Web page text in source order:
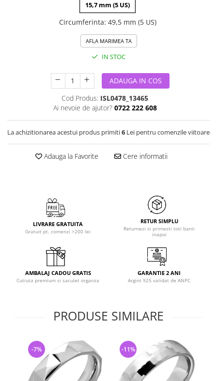
15,7 mm (5 US)
Circumferinta: 49,5 mm (5 US)
AFLA MARIMEA TA
IN STOC
ADAUGA IN COS
Cod Produs: ISL0478_13465
Ai nevoie de ajutor? 0722 222 608
La achizitionarea acestui produs primiti6 Lei pentru comenzile viitoare
Adauga la Favorite Cere informatii
LIVRARE GRATUITA
Gratuit pt. comenzi >200 lei
RETUR SIMPLU
Returnezi si primesti toti banii
inapoi
AMBALAJ CADOU GRATIS
Cutiuta premium si saculet organza
GARANTIE 2 ANI
Argint 925 validat de ANPC
PRODUSE SIMILARE
-7% -11%